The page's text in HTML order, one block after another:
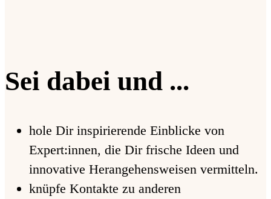
Sei dabei und ...
hole Dir inspirierende Einblicke von
Expert:innen, die Dir frische Ideen und
innovative Herangehensweisen vermitteln.
knüpfe Kontakte zu anderen